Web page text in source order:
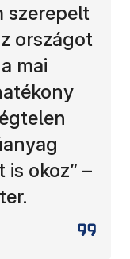
szerepelt
országot
mai
okoz” –